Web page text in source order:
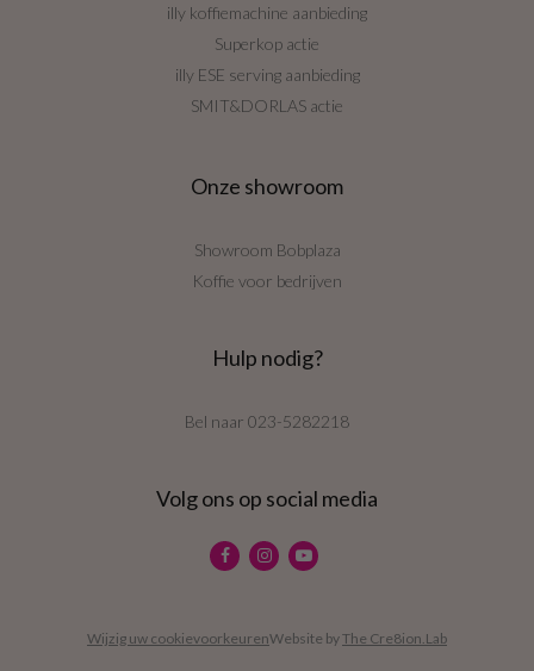
illy koffiemachine aanbieding
Superkop actie
illy ESE serving aanbieding
SMIT&DORLAS actie
Onze showroom
Showroom Bobplaza
Koffie voor bedrijven
Hulp nodig?
Bel naar 023-5282218
Volg ons op social media
Wijzig uw cookievoorkeurenWebsite byThe Cre8ion.Lab